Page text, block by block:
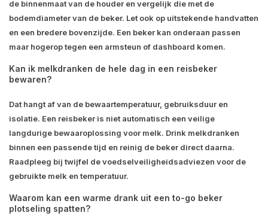
de binnenmaat van de houder en vergelijk die met de
bodemdiameter van de beker. Let ook op uitstekende handvatten
en een bredere bovenzijde. Een beker kan onderaan passen
maar hogerop tegen een armsteun of dashboard komen.
Kan ik melkdranken de hele dag in een reisbeker
bewaren?
Dat hangt af van de bewaartemperatuur, gebruiksduur en
isolatie. Een reisbeker is niet automatisch een veilige
langdurige bewaaroplossing voor melk. Drink melkdranken
binnen een passende tijd en reinig de beker direct daarna.
Raadpleeg bij twijfel de voedselveiligheidsadviezen voor de
gebruikte melk en temperatuur.
Waarom kan een warme drank uit een to-go beker
plotseling spatten?